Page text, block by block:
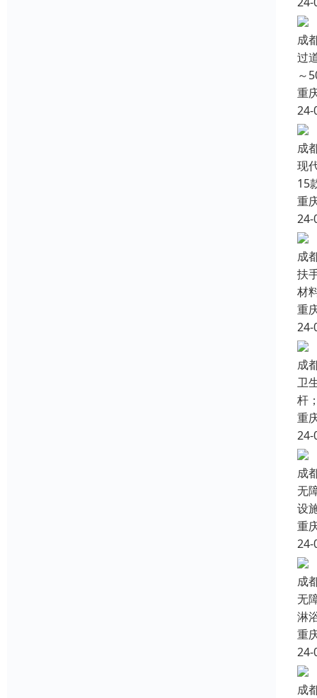
成
过
～
重
24-
成
现
15
重
24-
成
扶
材
重
24-
成
卫
杆
重
24-
成
无
设
重
24-
成
无
淋
重
24-
成